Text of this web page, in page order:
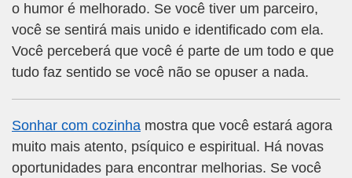
o humor é melhorado. Se você tiver um parceiro,
você se sentirá mais unido e identificado com ela.
Você perceberá que você é parte de um todo e que
tudo faz sentido se você não se opuser a nada.
Sonhar com cozinha mostra que você estará agora
muito mais atento, psíquico e espiritual. Há novas
oportunidades para encontrar melhorias. Se você